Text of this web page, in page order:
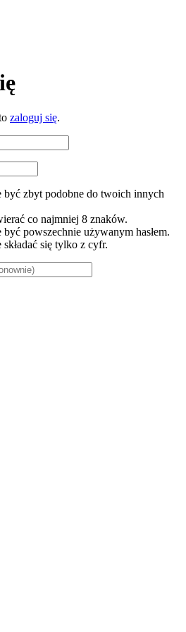
zaloguj się.
być zbyt podobne do twoich innych
co najmniej 8 znaków.
być powszechnie używanym hasłem.
składać się tylko z cyfr.